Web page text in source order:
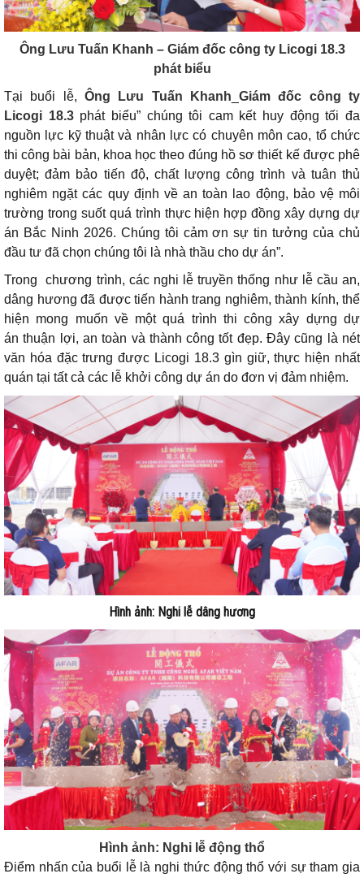
Ông Lưu Tuấn Khanh – Giám đốc công ty Licogi 18.3
phát biểu
Tại buổi lễ, Ông Lưu Tuấn Khanh _Giám đốc công ty
Licogi 18.3 phát biểu” chúng tôi cam kết huy động tối đa
nguồn lực kỹ thuật và nhân lực có chuyên môn cao, tổ chức
thi công bài bản, khoa học theo đúng hồ sơ thiết kế được phê
duyệt; đảm bảo tiến độ, chất lượng công trình và tuân thủ
nghiêm ngặt các quy định về an toàn lao động, bảo vệ môi
trường trong suốt quá trình thực hiện hợp đồng xây dựng dự
án Bắc Ninh 2026. Chúng tôi cảm ơn sự tin tưởng của chủ
đầu tư đã chọn chúng tôi là nhà thầu cho dự án”.
Trong chương trình, các nghi lễ truyền thống như lễ cầu an,
dâng hương đã được tiến hành trang nghiêm, thành kính, thể
hiện mong muốn về một quá trình thi công xây dựng dự
án thuận lợi, an toàn và thành công tốt đẹp. Đây cũng là nét
văn hóa đặc trưng được Licogi 18.3 gìn giữ, thực hiện nhất
quán tại tất cả các lễ khởi công dự án do đơn vị đảm nhiệm.
Hình ảnh: Nghi lễ dâng hương
Hình ảnh: Nghi lễ động thổ
Điểm nhấn của buổi lễ là nghi thức động thổ với sự tham gia